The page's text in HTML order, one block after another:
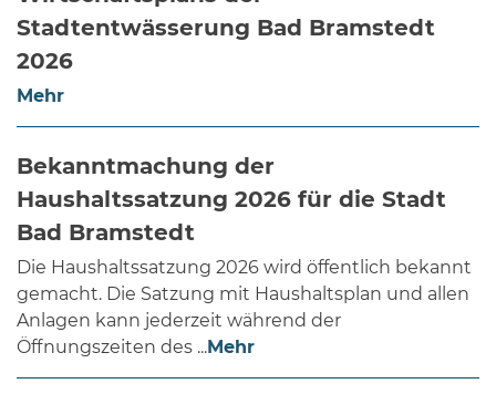
Stadtentwässerung Bad Bramstedt
2026
Mehr
Bekanntmachung der
Haushaltssatzung 2026 für die Stadt
Bad Bramstedt
Die Haushaltssatzung 2026 wird öffentlich bekannt
gemacht. Die Satzung mit Haushaltsplan und allen
Anlagen kann jederzeit während der
Öffnungszeiten des ...Mehr